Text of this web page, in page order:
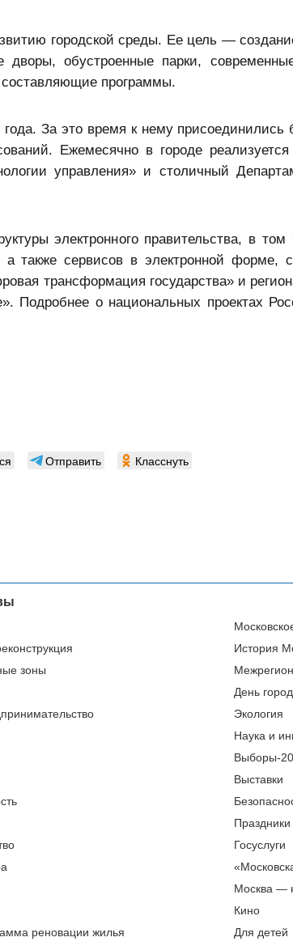
городской среды. Ее цель —
обустроенные парки,
программы.
года. За это время к нему
Ежемесячно в городе
управления» и столичный
электронного правительства, в
также сервисов в электронной форме,
трансформация государства» и
Подробнее о национальных проектах
Отправить Класснуть
зоны
реновации жилья
История
День
Экология
Наука и
Выборы-
Выставки
Праздники
Госуслуги
Москва —
Кино
Для детей